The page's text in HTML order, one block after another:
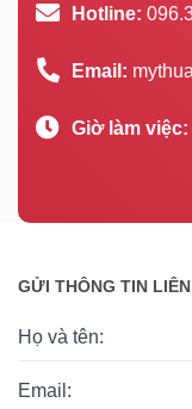
Hotline:
Email:
Giờ làm việc:
GỬI THÔNG TIN